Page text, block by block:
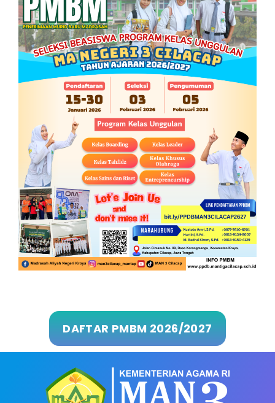
DAFTAR PMBM 2026/2027